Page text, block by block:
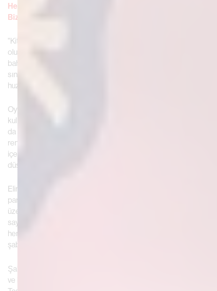
Her yıl gençlik ve aşka odaklanan bir kitap hazırlıyorsunuz.
Bize kendi gençlik günlerinizden bahsedebilir misiniz?
"Kitaplarda ele almak istediğim konu her seferinde farklı
oluyor. Her kitapta içimdeki kıvılcımı ateşleyen bir şeyden
bahsediyorum ve özellikle de ne yetişkin ne de çocuk olmanın
sınırında olduğunuz, gençlik kıvılcımının hala parıldadığı o
huzursuz ama özgür yıllardan bahsetmeyi seviyorum."
Oyow sanatını "Görsel Şiir" olarak tanımlıyor, yani kelimeler
kullanmadan bir hikaye anlatmak. En sevdiği tasarım süreci, ya
da isterseniz bir hikaye anlatmak, orijinal tonlara sadık kalan
renk sıçramaları yaratmasına olanak tanıyan şablon baskıyı
içeriyor. Şablon baskı fikrine yeni olanlar için bunu şöyle
düşünün:
Elinizde insan ve çiçek şeklinde kesilmiş delikleri olan bir kağıt
parçası olduğunu düşünün. Şimdi, bu kağıdı boş bir sayfanın
üzerine tutup deliklerin üzerini keçeli kalemle boyarsanız, boş
sayfada insanları ve çiçekleri görürsünüz. Şablon baskı hemen
hemen budur - bir tasarım veya resim oluşturmak için delikli bir
şablon (şablon) kullanmak.
Şablon baskı Oyow'un birçok ifade yönteminden sadece biri
ve her bir yöntem kreasyonlarına benzersiz bir kıvılcım katıyor.